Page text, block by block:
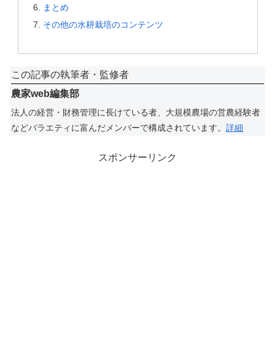
まとめ
その他の水耕栽培のコンテンツ
この記事の執筆者・監修者
農家web編集部
法人の経営・財務管理に長けている者、大規模農場の営農経験者
などバラエティに富んだメンバーで構成されています。 詳細
スポンサーリンク